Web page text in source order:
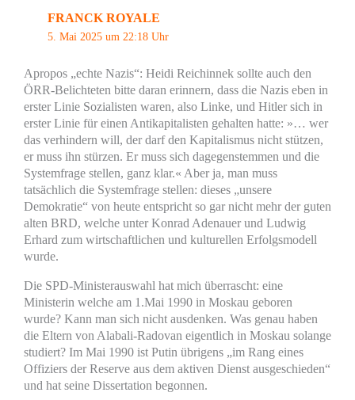
FRANCK ROYALE
5. Mai 2025 um 22:18 Uhr
Apropos „echte Nazis“: Heidi Reichinnek sollte auch den
ÖRR-Belichteten bitte daran erinnern, dass die Nazis eben in
erster Linie Sozialisten waren, also Linke, und Hitler sich in
erster Linie für einen Antikapitalisten gehalten hatte: »… wer
das verhindern will, der darf den Kapitalismus nicht stützen,
er muss ihn stürzen. Er muss sich dagegenstemmen und die
Systemfrage stellen, ganz klar.« Aber ja, man muss
tatsächlich die Systemfrage stellen: dieses „unsere
Demokratie“ von heute entspricht so gar nicht mehr der guten
alten BRD, welche unter Konrad Adenauer und Ludwig
Erhard zum wirtschaftlichen und kulturellen Erfolgsmodell
wurde.
Die SPD-Ministerauswahl hat mich überrascht: eine
Ministerin welche am 1.Mai 1990 in Moskau geboren
wurde? Kann man sich nicht ausdenken. Was genau haben
die Eltern von Alabali-Radovan eigentlich in Moskau solange
studiert? Im Mai 1990 ist Putin übrigens „im Rang eines
Offiziers der Reserve aus dem aktiven Dienst ausgeschieden“
und hat seine Dissertation begonnen.